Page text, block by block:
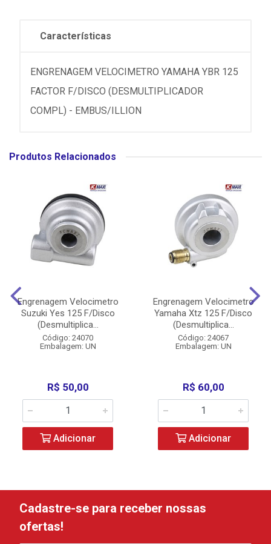
Características
ENGRENAGEM VELOCIMETRO YAMAHA YBR 125
FACTOR F/DISCO (DESMULTIPLICADOR
COMPL) - EMBUS/ILLION
Produtos Relacionados
Engrenagem Velocimetro
Suzuki Yes 125 F/Disco
(Desmultiplica...
Código: 24070
Embalagem: UN
R$ 50,00
Adicionar
Engrenagem Velocimetro
Yamaha Xtz 125 F/Disco
(Desmultiplica...
Código: 24067
Embalagem: UN
R$ 60,00
Adicionar
Cadastre-se para receber nossas
ofertas!